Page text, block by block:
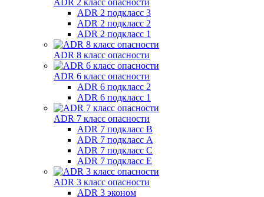
ADR 2 класс опасности
ADR 2 подкласс 3
ADR 2 подкласс 2
ADR 2 подкласс 1
ADR 8 класс опасности
ADR 6 класс опасности
ADR 6 подкласс 2
ADR 6 подкласс 1
ADR 7 класс опасности
ADR 7 подкласс B
ADR 7 подкласс A
ADR 7 подкласс C
ADR 7 подкласс E
ADR 3 класс опасности
ADR 3 эконом